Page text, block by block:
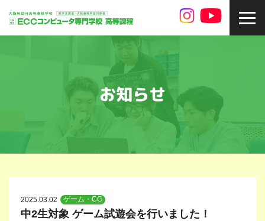
お知らせ
2025.03.02 ゲーム・CG
中2生対象 ゲーム試遊会を行いました！